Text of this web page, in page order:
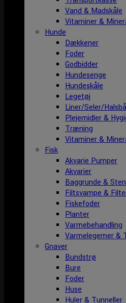
Vand & Madskåle
Vitaminer &
Hunde
Dækkener
Foder
Godbidder
Hundesenge
Hundeskåle
Legetøj
Liner/Seler/
Plejemidler &
Træning
Vitaminer &
Fisk
Akvarie Pumper
Akvarier
Baggrunde & Sten
Filtsvampe &
Fiskefoder
Planter
Varmebehandling
Varmelegemer &
Gnaver
Bundstrø
Bure
Foder
Huse
Huler & Tunneller